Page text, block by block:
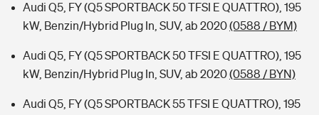
Audi Q5, FY (Q5 SPORTBACK 50 TFSI E QUATTRO), 195
kW, Benzin/Hybrid Plug In, SUV, ab 2020(0588 / BYM)
Audi Q5, FY (Q5 SPORTBACK 50 TFSI E QUATTRO), 195
kW, Benzin/Hybrid Plug In, SUV, ab 2020(0588 / BYN)
Audi Q5, FY (Q5 SPORTBACK 55 TFSI E QUATTRO), 195